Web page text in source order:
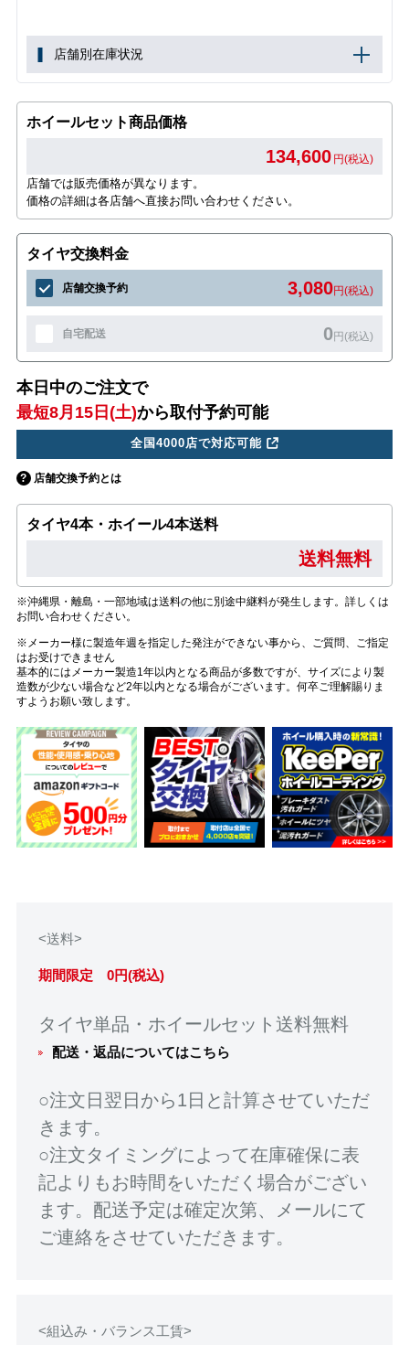
店舗別在庫状況
ホイールセット商品価格
134,600 円(税込)
店舗では販売価格が異なります。
価格の詳細は各店舗へ直接お問い合わせください。
タイヤ交換料金
店舗交換予約 3,080円(税込)
自宅配送 0円(税込)
本日中のご注文で
最短8月15日(土)から取付予約可能
全国4000店で対応可能
店舗交換予約とは
タイヤ4本・ホイール4本送料
送料無料
※沖縄県・離島・一部地域は送料の他に別途中継料が発生します。詳しくは
お問い合わせください。
※メーカー様に製造年週を指定した発注ができない事から、ご質問、ご指定
はお受けできません
基本的にはメーカー製造1年以内となる商品が多数ですが、サイズにより製
造数が少ない場合など2年以内となる場合がございます。何卒ご理解賜りま
すようお願い致します。
<送料>
期間限定 0円(税込)
タイヤ単品・ホイールセット送料無料
配送・返品についてはこちら
○注文日翌日から1日と計算させていただ
きます。
○注文タイミングによって在庫確保に表
記よりもお時間をいただく場合がござい
ます。配送予定は確定次第、メールにて
ご連絡をさせていただきます。
<組込み・バランス工賃>